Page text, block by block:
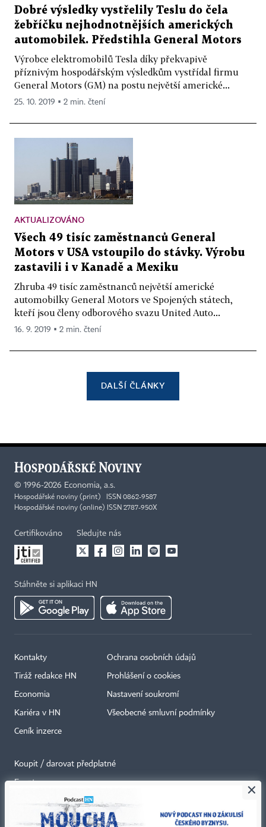
Dobré výsledky vystřelily Teslu do čela
žebříčku nejhodnotnějších amerických
automobilek. Předstihla General Motors
Výrobce elektromobilů Tesla díky překvapivě
příznivým hospodářským výsledkům vystřídal firmu
General Motors (GM) na postu největší americké...
25. 10. 2019 ▪ 2 min. čtení
AKTUALIZOVÁNO
Všech 49 tisíc zaměstnanců General
Motors v USA vstoupilo do stávky. Výrobu
zastavili i v Kanadě a Mexiku
Zhruba 49 tisíc zaměstnanců největší americké
automobilky General Motors ve Spojených státech,
kteří jsou členy odborového svazu United Auto...
16. 9. 2019 ▪ 2 min. čtení
DALŠÍ ČLÁNKY
© 1996-2026 Economia, a.s.
Hospodářské noviny (print) ISSN 0862-9587
Hospodářské noviny (online) ISSN 2787-950X
Certifikováno Sledujte nás
Stáhněte si aplikaci HN
Kontakty
Tiráž redakce HN
Economia
Kariéra v HN
Ceník inzerce
Ochrana osobních údajů
Prohlášení o cookies
Nastavení soukromí
Všeobecné smluvní podmínky
Koupit / darovat předplatné
Eventy
Newslettery
RSS kanály
×